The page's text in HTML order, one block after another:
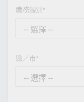
職務類別*
縣／市*